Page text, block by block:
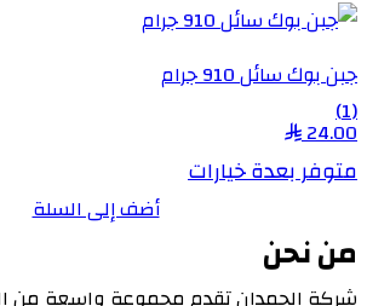
جبن بوك سائل 910 جرام
(1)
24.00
متوفر بعدة خيارات
أضف إلى السلة
من نحن
شركة الحمدان تقدم مجموعة واسعة من